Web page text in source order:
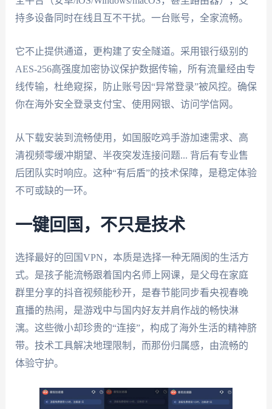
持多设备同时在线且互不干扰。一台账号，全家流畅。
它不止提供通道，更构建了安全隧道。采用银行级别的
AES-256高强度加密协议保护数据传输，所有流量经由专
线传输，杜绝窥探，防止账号因“异常登录”被风控。确保
你在海外安全登录支付宝、使用网银、访问学信网。
从下载安装到流畅使用，如国服吃鸡手游加速需求、高
清视频零缓冲期望、半夜突发连接问题... 背后有专业售
后团队实时响应。这种“有后盾”的技术保障，是稳定体验
不可或缺的一环。
一键回国，不只是技术
选择最好的回国VPN，本质是选择一种无隔阂的生活方
式。是孩子能流畅跟着国内名师上网课，是父母在家庭
群里分享的抖音视频能秒开，是春节能同步看央视春晚
直播的热闹，是游戏中与国内好友并肩作战的畅快淋
漓。这些微小却珍贵的“连接”，构成了海外生活的精神脐
带。技术工具解决地理限制，而那份归属感，由流畅的
体验守护。